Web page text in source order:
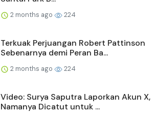
2 months ago 224
Terkuak Perjuangan Robert Pattinson
Sebenarnya demi Peran Ba...
2 months ago 224
Video: Surya Saputra Laporkan Akun X,
Namanya Dicatut untuk ...